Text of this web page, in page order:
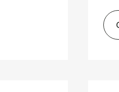
and Di­git­al